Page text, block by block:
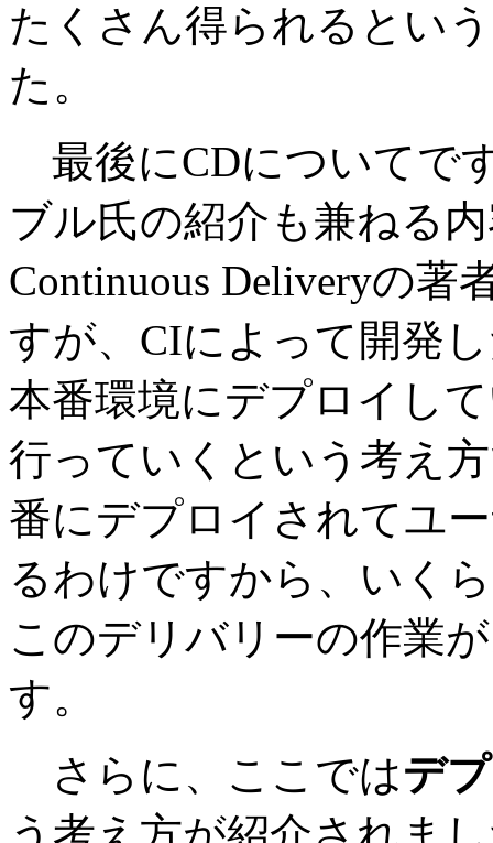
たくさん得られるとい
た。
最後にCDについてで
ブル氏の紹介も兼ねる
Continuous Deliveryの
すが、CIによって開発
本番環境にデプロイし
行っていくという考え
番にデプロイされてユ
るわけですから、いく
このデリバリーの作業
す。
さらに、ここではデ